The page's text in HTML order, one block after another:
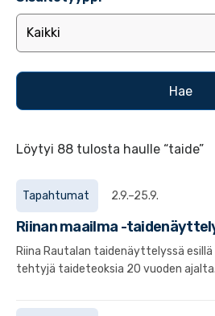
Löytyi 88 tulosta haulle “taide”
Tapahtumat 2.9.–25.9.
Riinan maailma -
Riina Rautalan taidenäyttelyssä
tehtyjä taideteoksia 20 vuoden ajalta.